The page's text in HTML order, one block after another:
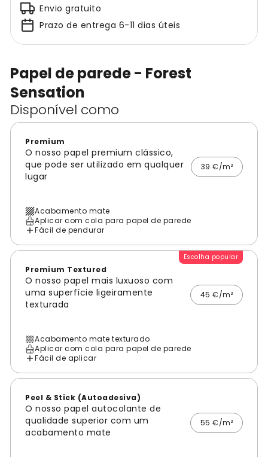
Papel de parede - Forest
Sensation
Disponível como
Premium
O nosso papel premium clássico,
que pode ser utilizado em qualquer
lugar
39 €/m²
Acabamento mate
Aplicar com cola para papel de parede
Fácil de pendurar
Escolha popular
Premium Textured
O nosso papel mais luxuoso com
uma superfície ligeiramente
texturada
45 €/m²
Acabamento mate texturado
Aplicar com cola para papel de parede
Fácil de aplicar
Peel & Stick (Autoadesiva)
O nosso papel autocolante de
qualidade superior com um
acabamento mate
55 €/m²
Envio gratuito
Prazo de entrega 6-11 dias úteis